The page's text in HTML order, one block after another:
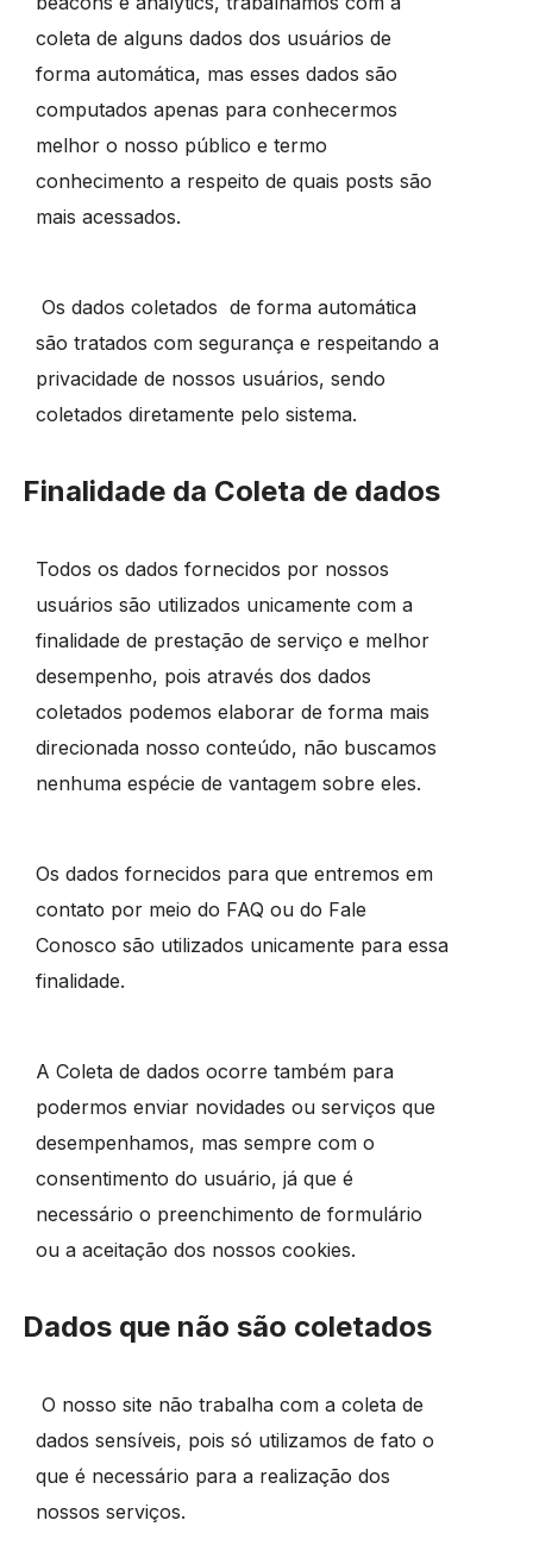
coleta de alguns dados dos usuários de
forma automática, mas esses dados são
computados apenas para conhecermos
melhor o nosso público e termo
conhecimento a respeito de quais posts são
mais acessados.
Os dados coletados de forma automática
são tratados com segurança e respeitando a
privacidade de nossos usuários, sendo
coletados diretamente pelo sistema.
Finalidade da Coleta de dados
Todos os dados fornecidos por nossos
usuários são utilizados unicamente com a
finalidade de prestação de serviço e melhor
desempenho, pois através dos dados
coletados podemos elaborar de forma mais
direcionada nosso conteúdo, não buscamos
nenhuma espécie de vantagem sobre eles.
Os dados fornecidos para que entremos em
contato por meio do FAQ ou do Fale
Conosco são utilizados unicamente para essa
finalidade.
A Coleta de dados ocorre também para
podermos enviar novidades ou serviços que
desempenhamos, mas sempre com o
consentimento do usuário, já que é
necessário o preenchimento de formulário
ou a aceitação dos nossos cookies.
Dados que não são coletados
O nosso site não trabalha com a coleta de
dados sensíveis, pois só utilizamos de fato o
que é necessário para a realização dos
nossos serviços.